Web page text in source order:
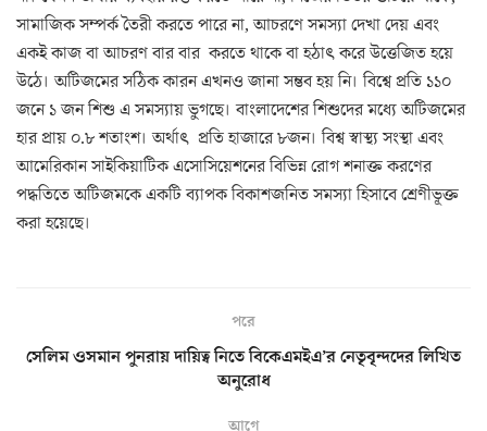
সামাজিক সম্পর্ক তৈরী করতে পারে না, আচরণে সমস্যা দেখা দেয় এবং
একই কাজ বা আচরণ বার বার করতে থাকে বা হঠাৎ করে উত্তেজিত হয়ে
উঠে। অটিজমের সঠিক কারন এখনও জানা সম্ভব হয় নি। বিশ্বে প্রতি ১১০
জনে ১ জন শিশু এ সমস্যায় ভুগছে। বাংলাদেশের শিশুদের মধ্যে অটিজমের
হার প্রায় ০.৮ শতাংশ। অর্থাৎ প্রতি হাজারে ৮জন। বিশ্ব স্বাস্থ্য সংস্থা এবং
আমেরিকান সাইকিয়াটিক এসোসিয়েশনের বিভিন্ন রোগ শনাক্ত করণের
পদ্ধতিতে অটিজমকে একটি ব্যাপক বিকাশজনিত সমস্যা হিসাবে শ্রেণীভূক্ত
করা হয়েছে।
পরে
সেলিম ওসমান পুনরায় দায়িত্ব নিতে বিকেএমইএ’র নেতৃবৃন্দদের লিখিত
অনুরোধ
আগে